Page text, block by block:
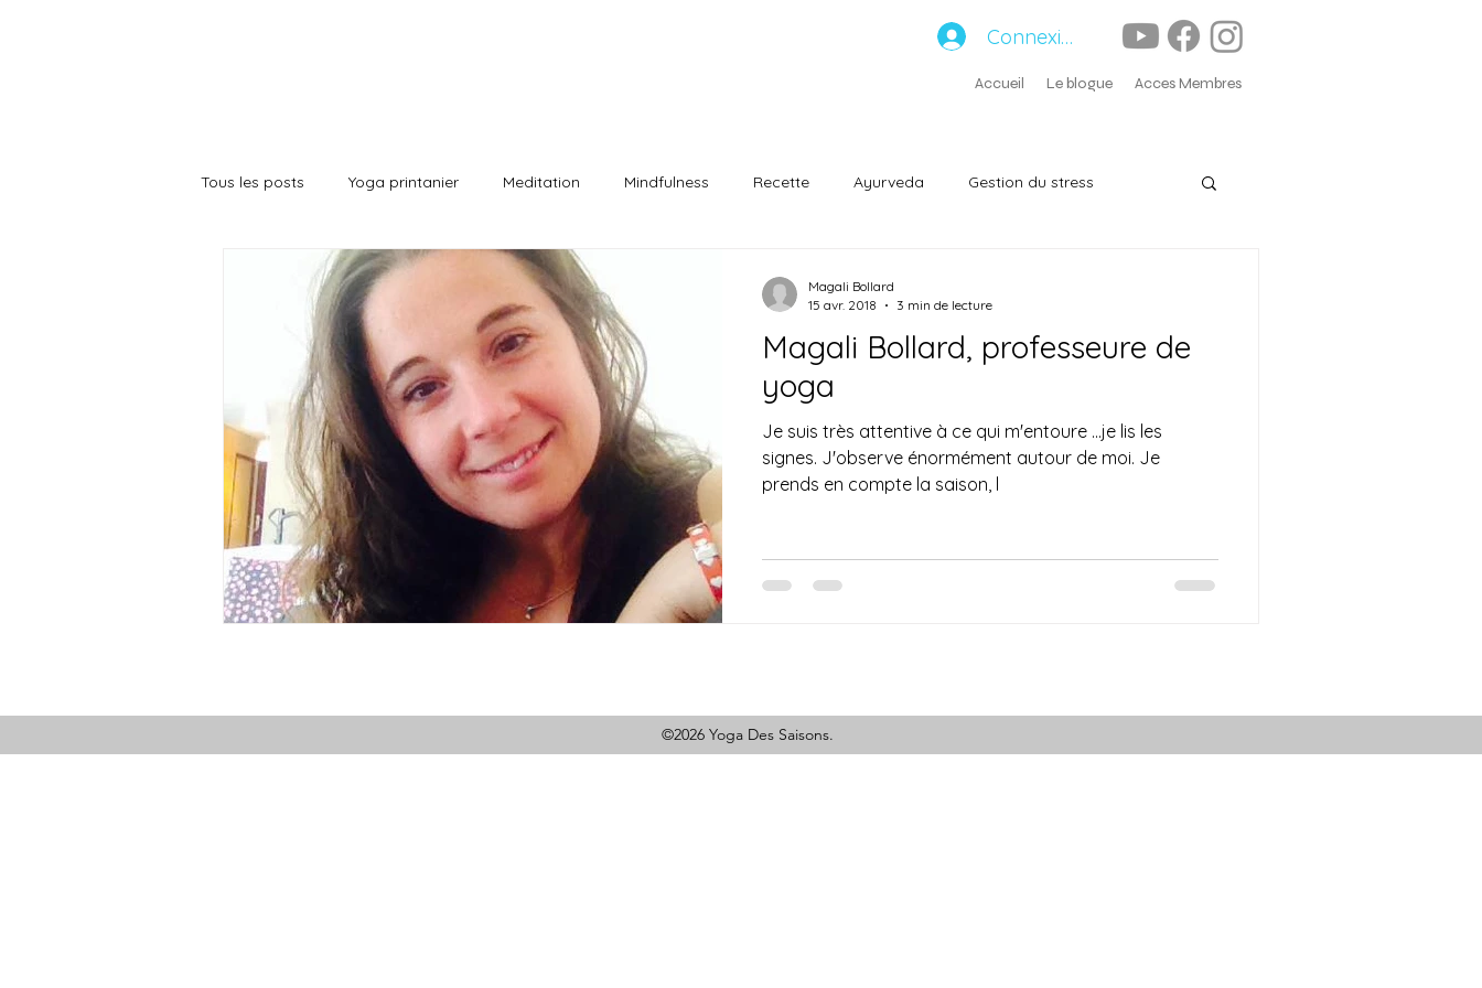
Connexion
Accueil Le blogue Acces Membres
Tous les posts Yoga printanier Meditation Mindfulness Recette Ayurveda Gestion du stress
Coherence Cardiaque Alimentation saine
Magali Bollard, professeure de
yoga
Je suis très attentive à ce qui m'entoure ...je lis les
signes. J'observe énormément autour de moi. Je
prends en compte la saison, l
Magali Bollard
15 avr. 2018
3 min de lecture
©2026 Yoga Des Saisons.